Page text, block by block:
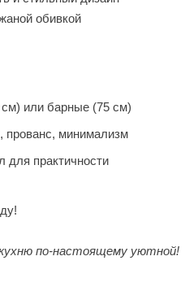
обивкой
см) или барные (75 см)
прованс, минимализм
для практичности
по-настоящему уютной!